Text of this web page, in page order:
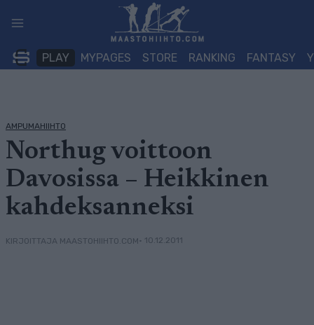
sisältöön
PLAY MYPAGES STORE RANKING FANTASY
AMPUMAHIIHTO
Northug voittoon
Davosissa – Heikkinen
kahdeksanneksi
KIRJOITTAJA MAASTOHIIHTO.COM• 10.12.2011